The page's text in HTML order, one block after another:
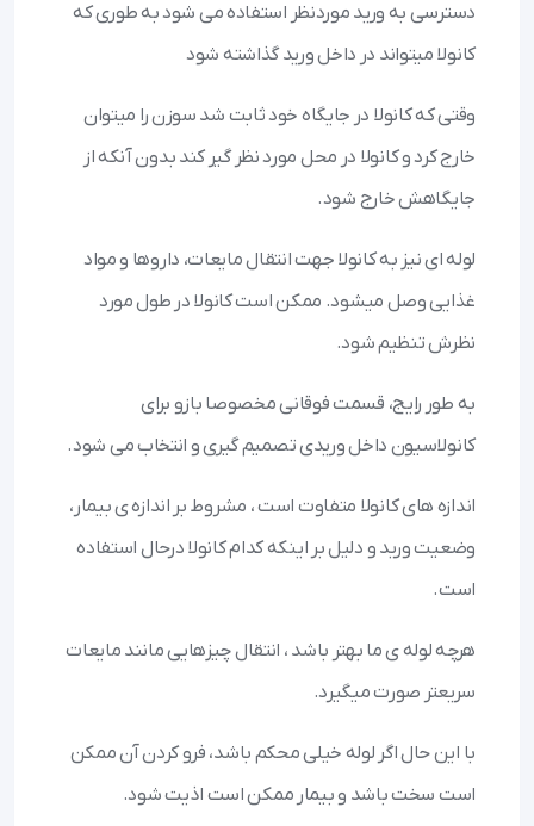
دسترسی به ورید موردنظر استفاده می شود به طوری که
کانولا میتواند در داخل ورید گذاشته شود
وقتی که کانولا در جایگاه خود ثابت شد سوزن را میتوان
خارج کرد و کانولا در محل مورد نظر گیر کند بدون آنکه از
جایگاهش خارج شود.
لوله ای نیز به کانولا جهت انتقال مایعات، داروها و مواد
غذایی وصل میشود. ممکن است کانولا در طول مورد
نظرش تنظیم شود.
به طور رایج، قسمت فوقانی مخصوصا بازو برای
کانولاسیون داخل وریدی تصمیم گیری و انتخاب می شود.
اندازه های کانولا متفاوت است ، مشروط بر اندازه ی بیمار،
وضعیت ورید و دلیل بر اینکه کدام کانولا درحال استفاده
است.
هرچه لوله ی ما بهتر باشد ، انتقال چیزهایی مانند مایعات
سریعتر صورت میگیرد‌.
با این حال اگر لوله خیلی محکم باشد، فرو کردن آن ممکن
است سخت باشد و بیمار ممکن است اذیت شود.